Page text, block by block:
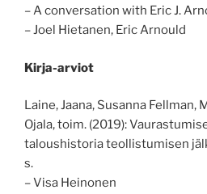
– A conversation with Eric J.
– Joel Hietanen, Eric Arnould
Kirja-arviot
Laine, Jaana, Susanna Fellman,
Ojala, toim. (2019):
taloushistoria teollistumisen
s.
– Visa Heinonen